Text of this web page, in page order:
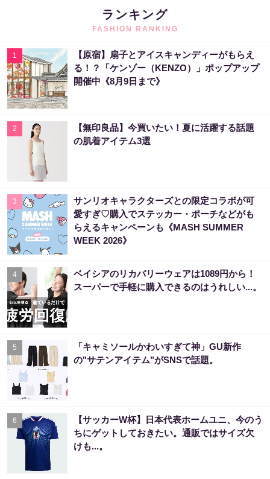
ランキング
FASHION RANKING
1
【原宿】扇子とアイスキャンディーがもらえ
る！？「ケンゾー（KENZO）」ポップアップ
開催中《8月9日まで》
2
【無印良品】今買いたい！夏に活躍する話題
の肌着アイテム3選
3
サンリオキャラクターズとの限定コラボが可
愛すぎ♡購入でステッカー・ポーチなどがも
らえるキャンペーンも《MASH SUMMER
WEEK 2026》
4
ベイシアのリカバリーウェアは1089円から！
スーパーで手軽に購入できるのはうれしい...。
5
「キャミソールかわいすぎて神」GU新作
の"サテンアイテム"がSNSで話題。
6
【サッカーW杯】日本代表ホームユニ、今のう
ちにゲットしておきたい。通販ではサイズ欠
けも...。